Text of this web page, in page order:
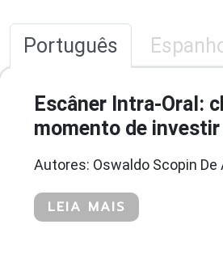
Português
Escâner Intra-Oral:
momento de investir
Autores: Oswaldo Scopin De
LEIA MAIS